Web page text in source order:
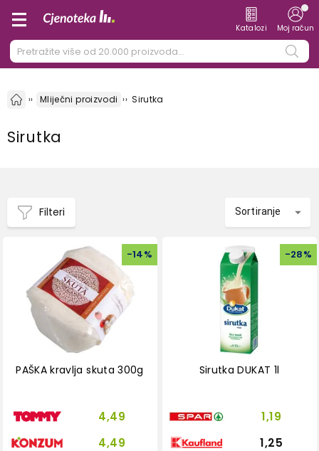
Katalozi Moj račun
Mliječni proizvodi Sirutka
Sirutka
Filteri Sortiranje
-14%
PAŠKA kravlja skuta 300g
4,49
4,49
-28%
Sirutka DUKAT 1l
1,19
1,25